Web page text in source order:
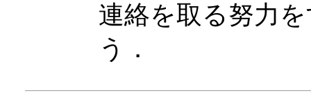
連絡を取る努力
う．